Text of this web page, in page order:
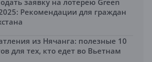
заявку на лотерею Green
Рекомендации для граждан
из Нячанга: полезные 10
для тех, кто едет во Вьетнам